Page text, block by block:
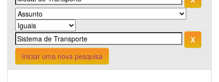
Iniciar uma nova pesquisa